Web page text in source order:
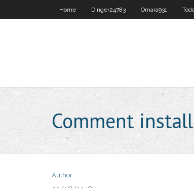
Home Dinger24783 Omara931
Comment
Author